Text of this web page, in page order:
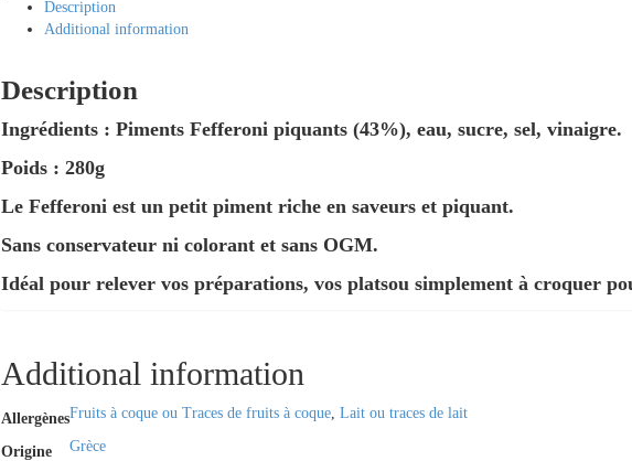
Description
Additional information
Description
Ingrédients : Piments Fefferoni piquants (43%), eau, sucre, sel, vinaigre.
Poids : 280g
Le Fefferoni est un petit piment riche en saveurs et piquant.
Sans conservateur ni colorant et sans OGM.
Idéal pour relever vos préparations, vos platsou simplement à croquer
Additional information
AllergènesFruits à coque ou Traces de fruits à coque, Lait ou traces de lait
Origine Grèce